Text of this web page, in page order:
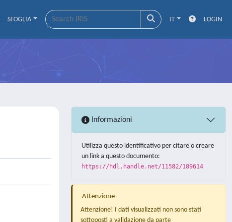
SFOGLIA IT LOGIN
Informazioni
Utilizza questo identificativo per citare o creare
un link a questo documento:
https://hdl.handle.net/11582/189614
Attenzione
Attenzione! I dati visualizzati non sono stati
sottoposti a validazione da parte